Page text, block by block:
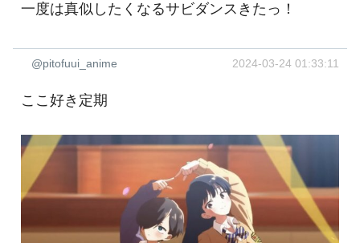
一度は真似したくなるサビダンスきたっ！
@pitofuui_anime 2024-03-24 01:33:11
ここ好き定期